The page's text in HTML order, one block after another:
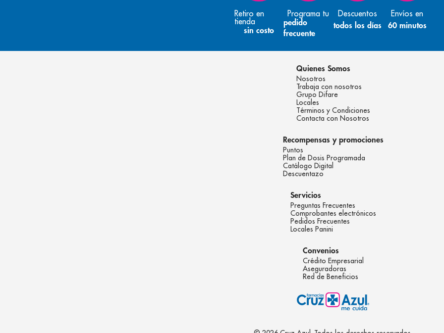
Retiro en
tienda
sin costo
Programa tu
pedido
frecuente
Descuentos
todos los días
Envíos en
60 minutos
Quienes Somos
Nosotros
Trabaja con nosotros
Grupo Difare
Locales
Términos y Condiciones
Contacta con Nosotros
Recompensas y promociones
Puntos
Plan de Dosis Programada
Catálogo Digital
Descuentazo
Servicios
Preguntas Frecuentes
Comprobantes electrónicos
Pedidos Frecuentes
Locales Panini
Convenios
Crédito Empresarial
Aseguradoras
Red de Beneficios